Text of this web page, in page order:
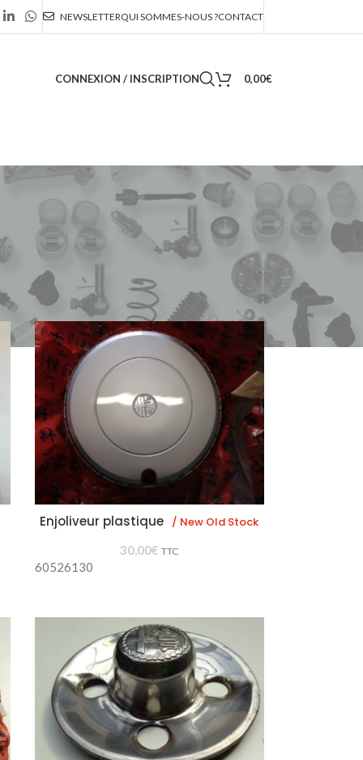
NEWSLETTERQUI SOMMES-NOUS ?CONTACT
CONNEXION / INSCRIPTION 0,00€
Enjoliveur plastique / New Old Stock
30,00€ TTC
60526130